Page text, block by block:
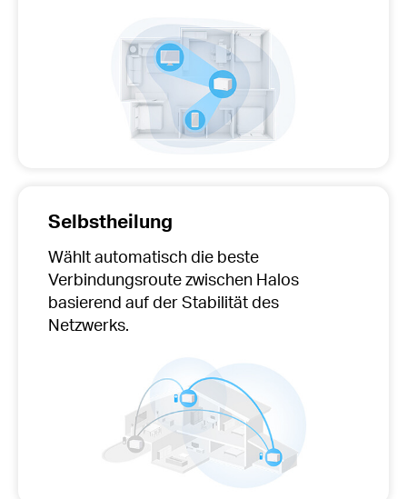
Selbstheilung
Wählt automatisch die beste
Verbindungsroute zwischen Halos
basierend auf der Stabilität des
Netzwerks.